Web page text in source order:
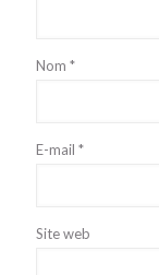
Nom *
E-mail *
Site web